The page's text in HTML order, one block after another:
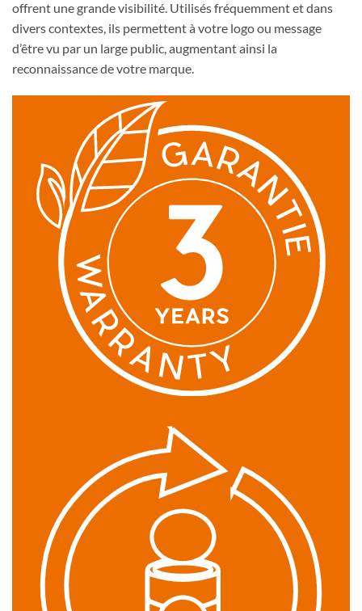
offrent une grande visibilité. Utilisés fréquemment et dans
divers contextes, ils permettent à votre logo ou message
d’être vu par un large public, augmentant ainsi la
reconnaissance de votre marque.